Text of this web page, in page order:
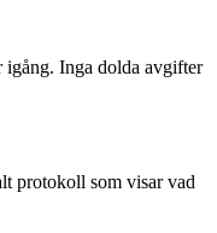
igång. Inga dolda avgifter
protokoll som visar vad